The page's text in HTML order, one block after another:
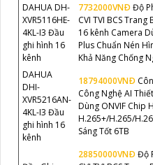
DAHUA DH-
XVR5116HE-
4KL-I3 Đầu
ghi hình 16
kênh
7732000VNÐ Độ
CVI TVI BCS
16 kênh Camera
Plus Chuẩn Nén
Khả Năng Chống
DAHUA
DHI-
XVR5216AN-
4KL-I3 Đầu
ghi hình 16
kênh
18794000VNÐ
Công Nghệ AI
Dùng ONVIF Chip
H.265+/H.265/
Sáng Tốt 6TB
28850000VNÐ Độ